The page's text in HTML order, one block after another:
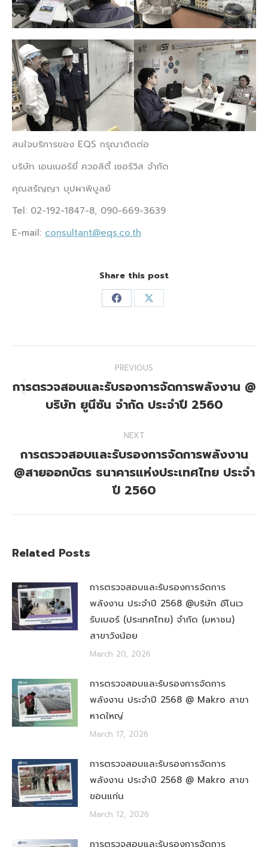
สนใจบริการของ EQS กรุณาติดต่อ
บริษัท เอนเนอร์ยี่ ควอลิตี้ เซอร์วิส จำกัด
คุณสรัญญา บุปผาพิบูลย์
Tel: 02-192-1847-8, 090-669-3639
E-mail: consultant@eqs.co.th
Share this post
Share
Facebook
Share
X
navigation
PREVIOUS
Previous
post:
การตรวจสอบและรับรองการจัดการพลังงาน @
บริษัท ยูนีซัน จำกัด ประจำปี 2560
NEXT
Next
post:
การตรวจสอบและรับรองการจัดการพลังงาน
@สายออกบัตร ธนาคารแห่งประเทศไทย ประจำ
ปี 2560
Related Posts
การตรวจสอบและรับรองการจัดการ
พลังงาน ประจำปี 2568 @บริษัท อีโนเว
รับเบอร์ (ประเทศไทย) จำกัด (มหาชน)
สาขาวังน้อย
March 20, 2026
การตรวจสอบและรับรองการจัดการ
พลังงาน ประจำปี 2568 @ Makro สาขา
หาดใหญ่
March 17, 2026
การตรวจสอบและรับรองการจัดการ
พลังงาน ประจำปี 2568 @ Makro สาขา
ขอนแก่น
March 12, 2026
การตรวจสอบและรับรองการจัดการ